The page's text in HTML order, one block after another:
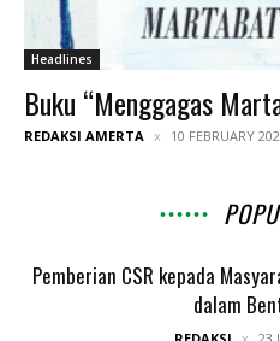
Headlines
Buku “Menggagas
REDAKSI AMERTA 10 FEBRUARY
Pemberian CSR kepada
dalam